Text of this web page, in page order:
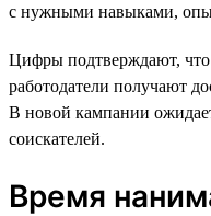
с нужными навыками,
Цифры подтверждают,
работодатели получают
В новой кампании
соискателей.
Время